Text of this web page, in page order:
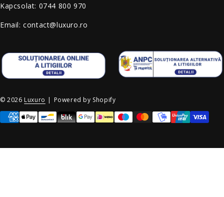
Kapcsolat: 0744 800 970
Email: contact@luxuro.ro
© 2026 Luxuro | Powered by Shopify
Payment methods